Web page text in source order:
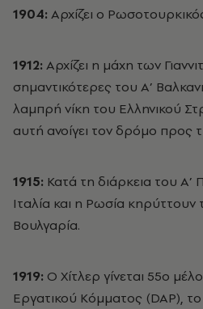
1904: Αρχίζει ο
1912: Αρχίζει η μάχη των
σημαντικότερες του Α’
λαμπρή νίκη του Ελληνικού
αυτή ανοίγει τον δρόμο προς
1915: Κατά τη διάρκεια του
Ιταλία και η Ρωσία
Βουλγαρία.
1919: Ο Χίτλερ γίνεται 55ο
Εργατικού Κόμματος (DAP),